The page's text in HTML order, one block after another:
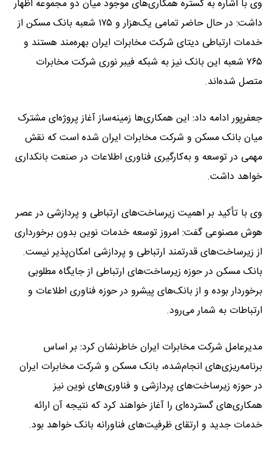
وی با اشاره به گستره همکاری‌های موجود میان دو مجموعه اظهار
داشت: در حال حاضر تمامی یک‌هزار و ۱۷۵ شعبه بانک مسکن از
خدمات ارتباطی دیتای شرکت مخابرات ایران بهره‌مند هستند و
۷۶۵ شعبه این بانک نیز به شبکه فیبر نوری شرکت مخابرات
متصل شده‌اند.
جعفرپور ادامه داد: این همکاری‌ها زمینه‌ساز آغاز پروژه‌ای مشترک
میان بانک مسکن و شرکت مخابرات ایران شده است که نقش
مهمی در توسعه و به‌کارگیری فناوری اطلاعات در صنعت بانکداری
خواهد داشت.
وی با تأکید بر اهمیت زیرساخت‌های ارتباطی و پردازشی در عصر
هوش مصنوعی گفت: امروز توسعه خدمات نوین بدون برخورداری
از زیرساخت‌های قدرتمند ارتباطی و پردازشی امکان‌پذیر نیست.
بانک مسکن در حوزه زیرساخت‌های ارتباطی از جایگاه مطلوبی
برخوردار بوده و از بانک‌های پیشرو در حوزه فناوری اطلاعات و
ارتباطات به شمار می‌رود.
مدیرعامل شرکت مخابرات ایران خاطرنشان کرد: بر اساس
برنامه‌ریزی‌های انجام‌شده، بانک مسکن و شرکت مخابرات ایران
در حوزه زیرساخت‌های پردازشی و فناوری‌های نوین نیز
همکاری‌های گسترده‌ای را آغاز خواهند کرد که نتیجه آن ارائه
خدمات جدید و ارتقای ظرفیت‌های فناورانه بانک خواهد بود.